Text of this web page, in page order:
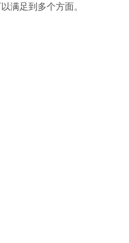
满足到多个方面。